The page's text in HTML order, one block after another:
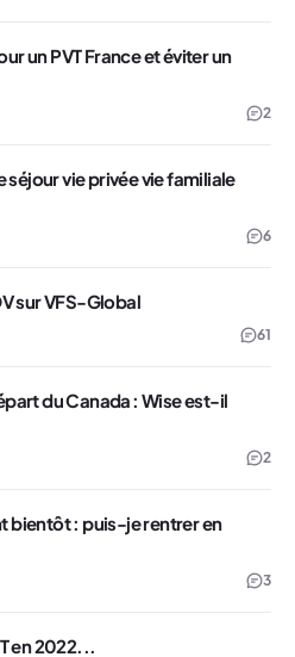
un PVT France et éviter un
2
séjour vie privée vie familiale
6
sur VFS-Global
61
du Canada : Wise est-il
2
bientôt : puis-je rentrer en
3
en 2022...